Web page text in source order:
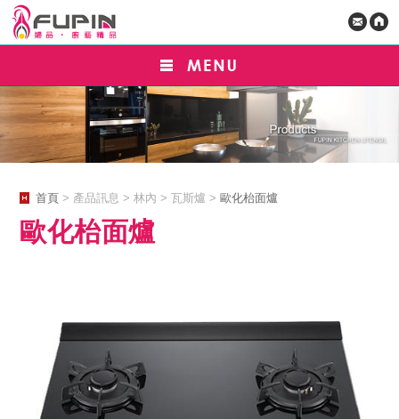
首頁 > 產品訊息 > 林內 > 瓦斯爐 >歐化枱面爐
歐化枱面爐